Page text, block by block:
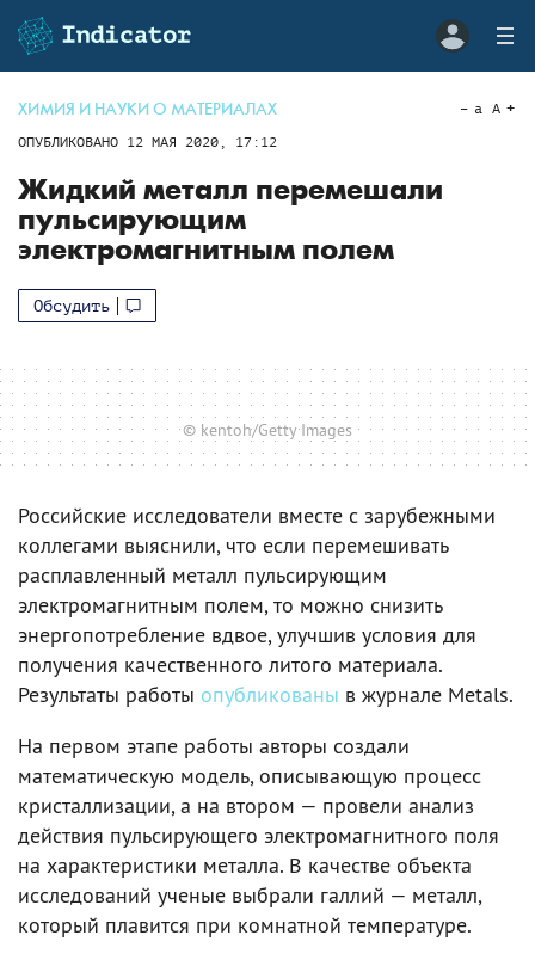
ХИМИЯ И НАУКИ О МАТЕРИАЛАХ
ОПУБЛИКОВАНО 12 МАЯ 2020, 17:12
a A
Жидкий металл перемешали
пульсирующим
электромагнитным полем
Обсудить
© kentoh/Getty Images
Российские исследователи вместе с зарубежными
коллегами выяснили, что если перемешивать
расплавленный металл пульсирующим
электромагнитным полем, то можно снизить
энергопотребление вдвое, улучшив условия для
получения качественного литого материала.
Результаты работы опубликованы в журнале Metals.
На первом этапе работы авторы создали
математическую модель, описывающую процесс
кристаллизации, а на втором — провели анализ
действия пульсирующего электромагнитного поля
на характеристики металла. В качестве объекта
исследований ученые выбрали галлий — металл,
который плавится при комнатной температуре.